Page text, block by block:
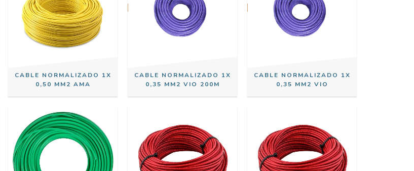
CABLE NORMALIZADO 1X
0,50 MM2 AMA
CABLE NORMALIZADO 1X
0,35 MM2 VIO 200M
CABLE NORMALIZADO 1X
0,35 MM2 VIO